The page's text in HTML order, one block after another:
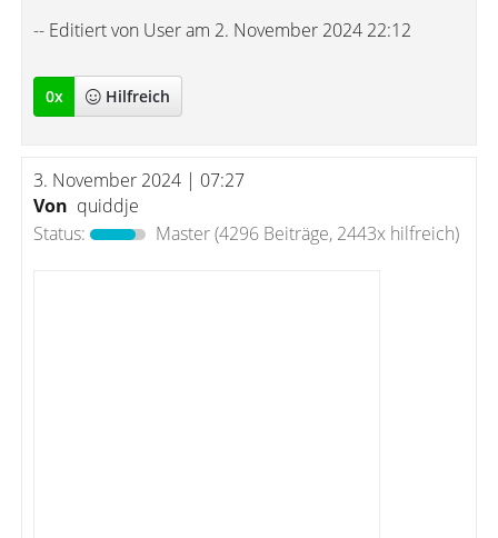
-- Editiert von User am 2. November 2024 22:12
0x Hilfreich
3. November 2024 | 07:27
Von quiddje
Status:
Master(4296 Beiträge, 2443x hilfreich)